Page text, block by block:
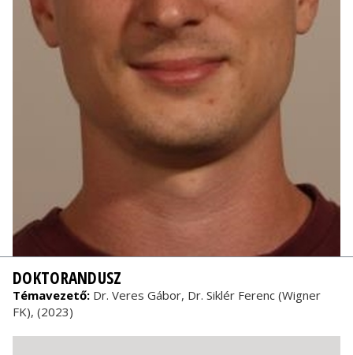
DOKTORANDUSZ
Témavezető: Dr. Veres Gábor, Dr. Siklér Ferenc (Wigner
FK), (2023)